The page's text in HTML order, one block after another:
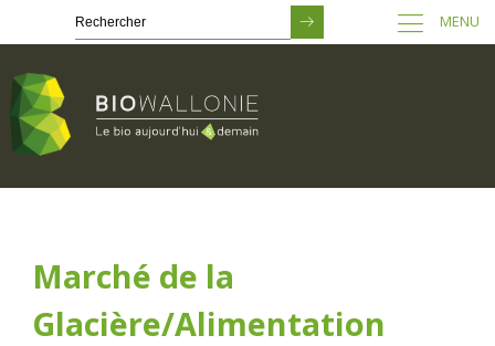
principal
MENU
Marché de la
Glacière/Alimentation